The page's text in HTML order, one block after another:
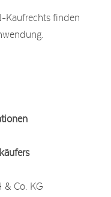
Kaufrechts finden
& Co. KG